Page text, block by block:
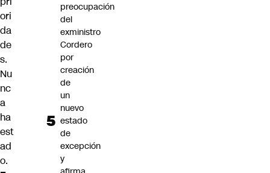
ori
da
de
s.
Nu
nc
a
ha
est
ad
o.
preocupación
del
exministro
Cordero
por
creación
de
un
nuevo
estado
de
excepción
y